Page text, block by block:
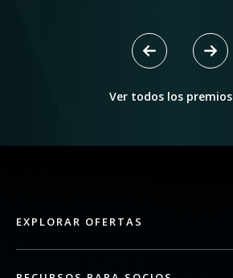
Ver todos los premios
EXPLORAR OFERTAS